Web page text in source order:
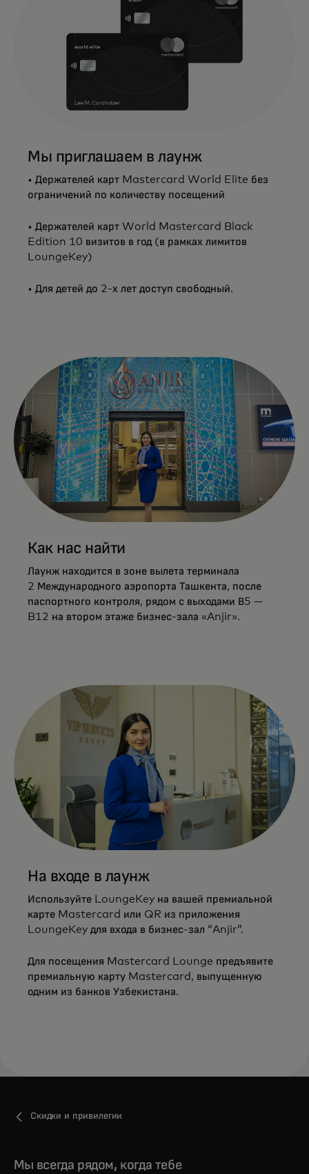
Мы приглашаем в лаунж
• Держателей карт Mastercard World Elite без
ограничений по количеству посещений
• Держателей карт World Mastercard Black
Edition 10 визитов в год (в рамках лимитов
LoungeKey)
• Для детей до 2-х лет доступ свободный.
Как нас найти
Лаунж находится в зоне вылета терминала
2 Международного аэропорта Ташкента, после
паспортного контроля, рядом с выходами В5 —
B12 на втором этаже бизнес-зала «Anjir».
На входе в лаунж
Используйте LoungeKey на вашей премиальной
карте Mastercard или QR из приложения
LoungeKey для входа в бизнес-зал “Anjir”.
Для посещения Mastercard Lounge предъявите
премиальную карту Mastercard, выпущенную
одним из банков Узбекистана.
Скидки и привилегии
Мы всегда рядом, когда тебе